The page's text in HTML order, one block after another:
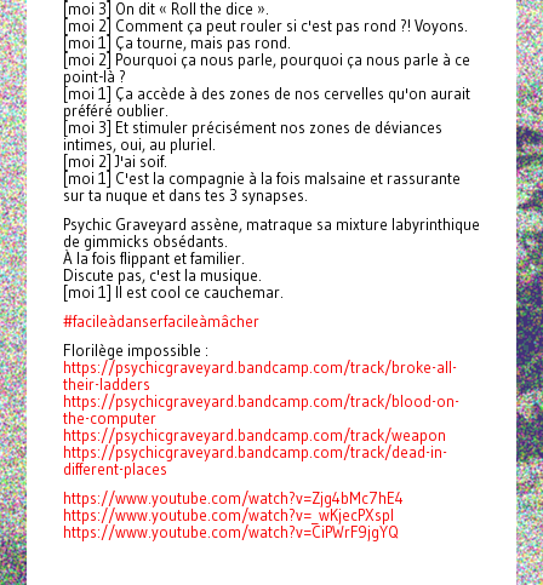
[moi 3] On dit « Roll the dice ».
[moi 2] Comment ça peut rouler si c'est pas rond ?! Voyons.
[moi 1] Ça tourne, mais pas rond.
[moi 2] Pourquoi ça nous parle, pourquoi ça nous parle à ce
point-là ?
[moi 1] Ça accède à des zones de nos cervelles qu'on aurait
préféré oublier.
[moi 3] Et stimuler précisément nos zones de déviances
intimes, oui, au pluriel.
[moi 2] J'ai soif.
[moi 1] C'est la compagnie à la fois malsaine et rassurante
sur ta nuque et dans tes 3 synapses.
Psychic Graveyard assène, matraque sa mixture labyrinthique
de gimmicks obsédants.
À la fois flippant et familier.
Discute pas, c'est la musique.
[moi 1] Il est cool ce cauchemar.
#facileàdanserfacileàmâcher
Florilège impossible :
https://psychicgraveyard.bandcamp.com/track/broke-all-
their-ladders
https://psychicgraveyard.bandcamp.com/track/blood-on-
the-computer
https://psychicgraveyard.bandcamp.com/track/weapon
https://psychicgraveyard.bandcamp.com/track/dead-in-
different-places
https://www.youtube.com/watch?v=Zjg4bMc7hE4
https://www.youtube.com/watch?v=_wKjecPXspI
https://www.youtube.com/watch?v=CiPWrF9jgYQ